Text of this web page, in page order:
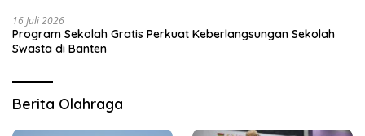
16 Juli 2026
Program Sekolah Gratis Perkuat Keberlangsungan Sekolah
Swasta di Banten
Berita Olahraga